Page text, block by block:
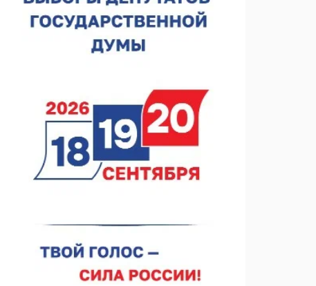
В Нижнем Новгороде отметили 70-летие Дня
строителя
07.08.2026 13:15
спортобъектов выросла на 28%
07.08.2026 12:15
В Нижнем Новгороде прошло совещание
Росгвардии
07.08.2026 12:04